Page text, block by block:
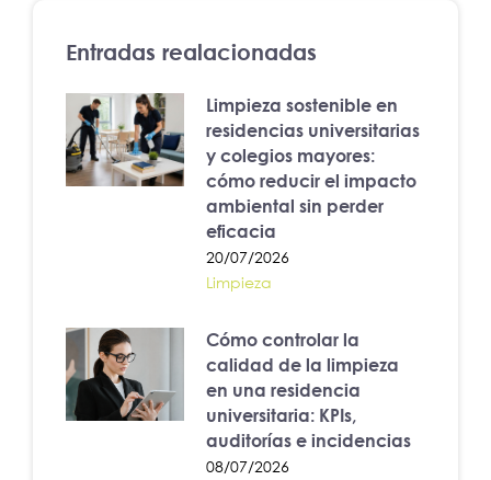
Entradas realacionadas
Limpieza sostenible en
residencias universitarias
y colegios mayores:
cómo reducir el impacto
ambiental sin perder
eficacia
20/07/2026
Limpieza
Cómo controlar la
calidad de la limpieza
en una residencia
universitaria: KPIs,
auditorías e incidencias
08/07/2026